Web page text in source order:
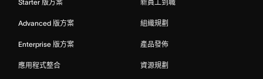
Starter 版方案
Advanced 版方案
Enterprise 版方案
應用程式整合
新員工到職
組織規劃
產品發佈
資源規劃